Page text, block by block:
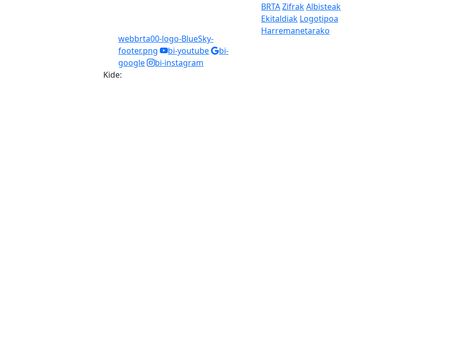
webbrta00-logo-BlueSky-
footer.png
bi-youtube
bi-
google
bi-instagram
BRTAZifrakAlbisteak
Ekitaldiak Logotipoa
Harremanetarako
Kide: